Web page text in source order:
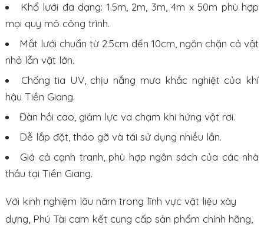
Khổ lưới đa dạng: 1.5m, 2m, 3m, 4m x 50m phù hợp
mọi quy mô công trình.
Mắt lưới chuẩn từ 2.5cm đến 10cm, ngăn chặn cả vật
nhỏ lẫn vật lớn.
Chống tia UV, chịu nắng mưa khắc nghiệt của khí
hậu Tiền Giang.
Đàn hồi cao, giảm lực va chạm khi hứng vật rơi.
Dễ lắp đặt, tháo gỡ và tái sử dụng nhiều lần.
Giá cả cạnh tranh, phù hợp ngân sách của các nhà
thầu tại Tiền Giang.
Với kinh nghiệm lâu năm trong lĩnh vực vật liệu xây
dựng, Phú Tài cam kết cung cấp sản phẩm chính hãng,